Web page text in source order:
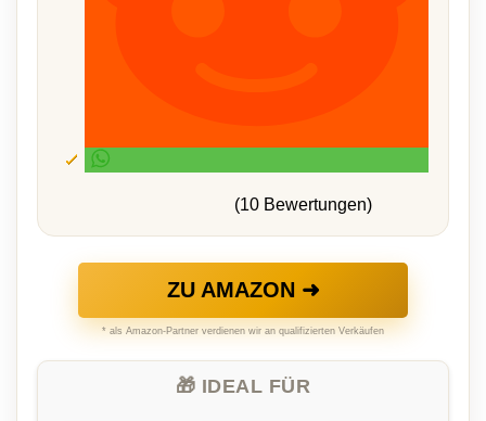
(10 Bewertungen)
ZU AMAZON ➜
* als Amazon-Partner verdienen wir an qualifizierten Verkäufen
🎁 IDEAL FÜR